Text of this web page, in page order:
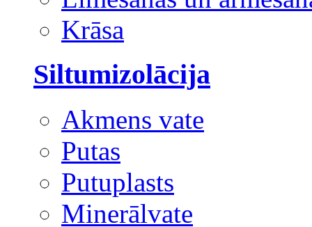
Krāsa
Siltumizolācija
Akmens vate
Putas
Putuplasts
Minerālvate